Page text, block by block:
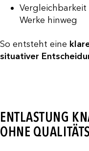
Vergleichbarkeit
Werke hinweg
So entsteht eine
situativer
ENTLASTUNG
OHNE